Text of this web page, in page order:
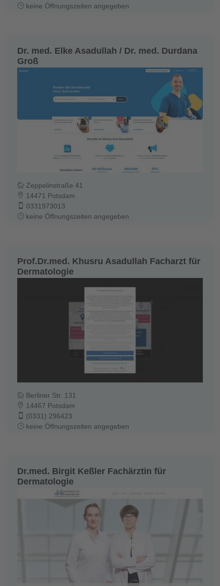
keine Öffnungszeiten angegeben
Dr. med. Elke Asadullah / Dr. med. Durdana
Groß
Zeppelinstraße 41
14471 Potsdam
0331973013
keine Öffnungszeiten angegeben
Prof.Dr.med. Khusru Asadullah Facharzt für
Dermatologie
Berliner Str. 131
14467 Potsdam
(0331) 296423
keine Öffnungszeiten angegeben
Dr.med. Birgit Keßler Fachärztin für
Dermatologie